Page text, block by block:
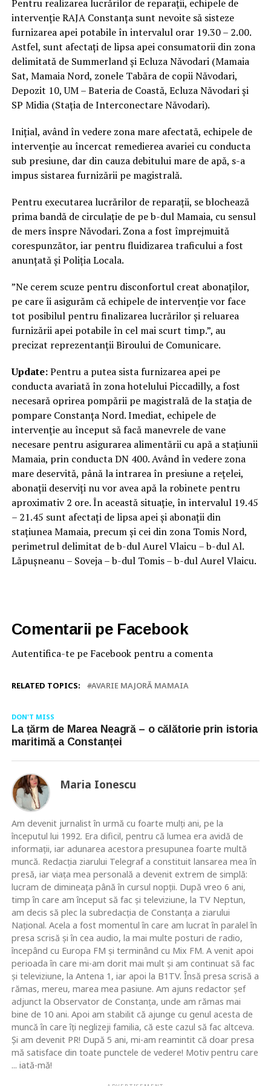
Pentru realizarea lucrărilor de reparații, echipele de
intervenție RAJA Constanța sunt nevoite să sisteze
furnizarea apei potabile în intervalul orar 19.30 – 2.00.
Astfel, sunt afectați de lipsa apei consumatorii din zona
delimitată de Summerland și Ecluza Năvodari (Mamaia
Sat, Mamaia Nord, zonele Tabăra de copii Năvodari,
Depozit 10, UM – Bateria de Coastă, Ecluza Năvodari și
SP Midia (Stația de Interconectare Năvodari).
Inițial, având în vedere zona mare afectată, echipele de
intervenție au încercat remedierea avariei cu conducta
sub presiune, dar din cauza debitului mare de apă, s-a
impus sistarea furnizării pe magistrală.
Pentru executarea lucrărilor de reparații, se blochează
prima bandă de circulație de pe b-dul Mamaia, cu sensul
de mers înspre Năvodari. Zona a fost împrejmuită
corespunzător, iar pentru fluidizarea traficului a fost
anunțată și Poliția Locala.
”Ne cerem scuze pentru disconfortul creat abonaților,
pe care îi asigurăm că echipele de intervenție vor face
tot posibilul pentru finalizarea lucrărilor și reluarea
furnizării apei potabile în cel mai scurt timp.”, au
precizat reprezentanții Biroului de Comunicare.
Update:Pentru a putea sista furnizarea apei pe
conducta avariată în zona hotelului Piccadilly, a fost
necesară oprirea pompării pe magistrală de la stația de
pompare Constanța Nord. Imediat, echipele de
intervenție au început să facă manevrele de vane
necesare pentru asigurarea alimentării cu apă a stațiunii
Mamaia, prin conducta DN 400. Având în vedere zona
mare deservită, până la intrarea în presiune a rețelei,
abonații deserviți nu vor avea apă la robinete pentru
aproximativ 2 ore. În această situație, în intervalul 19.45
– 21.45 sunt afectați de lipsa apei și abonații din
stațiunea Mamaia, precum și cei din zona Tomis Nord,
perimetrul delimitat de b-dul Aurel Vlaicu – b-dul Al.
Lăpușneanu – Soveja – b-dul Tomis – b-dul Aurel Vlaicu.
Comentarii pe Facebook
Autentifica-te pe Facebook pentru a comenta
RELATED TOPICS: AVARIE MAJORĂ MAMAIA
DON'T MISS
La țărm de Marea Neagră – o călătorie prin istoria
maritimă a Constanței
Maria Ionescu
Am devenit jurnalist în urmă cu foarte mulţi ani, pe la
începutul lui 1992. Era dificil, pentru că lumea era avidă de
informaţii, iar adunarea acestora presupunea foarte multă
muncă. Redacţia ziarului Telegraf a constituit lansarea mea în
presă, iar viaţa mea personală a devenit extrem de simplă:
lucram de dimineaţa până în cursul nopţii. După vreo 6 ani,
timp în care am început să fac şi televiziune, la TV Neptun,
am decis să plec la subredacţia de Constanţa a ziarului
Naţional. Acela a fost momentul în care am lucrat în paralel în
presa scrisă şi în cea audio, la mai multe posturi de radio,
începând cu Europa FM şi terminând cu Mix FM. A venit apoi
perioada în care mi-am dorit mai mult şi am continuat să fac
şi televiziune, la Antena 1, iar apoi la B1TV. Însă presa scrisă a
rămas, mereu, marea mea pasiune. Am ajuns redactor şef
adjunct la Observator de Constanţa, unde am rămas mai
bine de 10 ani. Apoi am stabilit că ajunge cu genul acesta de
muncă în care îţi neglizeji familia, că este cazul să fac altceva.
Şi am devenit PR! După 5 ani, mi-am reamintit că doar presa
mă satisface din toate punctele de vedere! Motiv pentru care
... iată-mă!